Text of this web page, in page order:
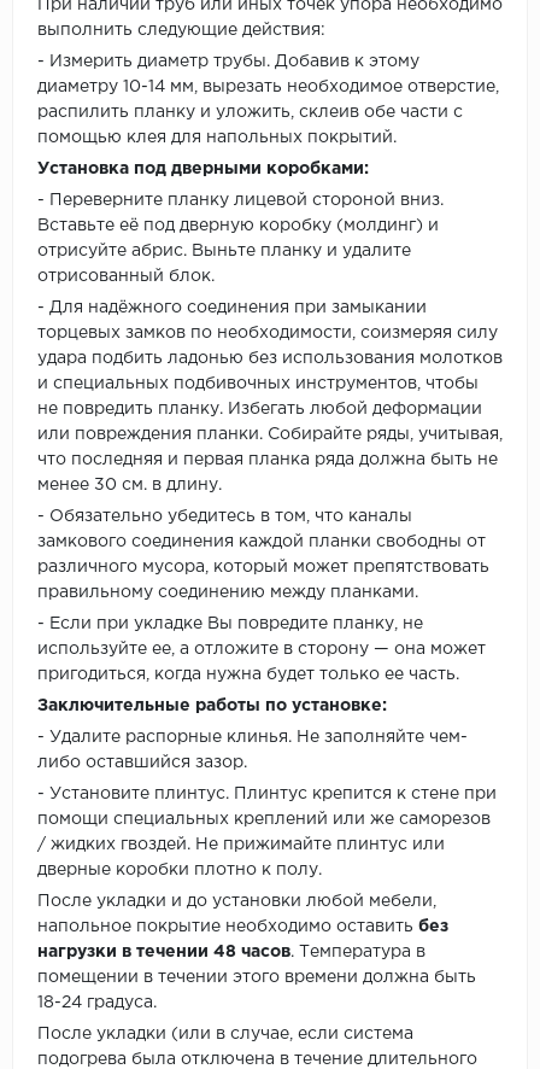
При наличии труб или иных точек упора необходимо
выполнить следующие действия:
- Измерить диаметр трубы. Добавив к этому
диаметру 10-14 мм, вырезать необходимое отверстие,
распилить планку и уложить, склеив обе части с
помощью клея для напольных покрытий.
Установка под дверными коробками:
- Переверните планку лицевой стороной вниз.
Вставьте её под дверную коробку (молдинг) и
отрисуйте абрис. Выньте планку и удалите
отрисованный блок.
- Для надёжного соединения при замыкании
торцевых замков по необходимости, соизмеряя силу
удара подбить ладонью без использования молотков
и специальных подбивочных инструментов, чтобы
не повредить планку. Избегать любой деформации
или повреждения планки. Собирайте ряды, учитывая,
что последняя и первая планка ряда должна быть не
менее 30 см. в длину.
- Обязательно убедитесь в том, что каналы
замкового соединения каждой планки свободны от
различного мусора, который может препятствовать
правильному соединению между планками.
- Если при укладке Вы повредите планку, не
используйте ее, а отложите в сторону — она может
пригодиться, когда нужна будет только ее часть.
Заключительные работы по установке:
- Удалите распорные клинья. Не заполняйте чем-
либо оставшийся зазор.
- Установите плинтус. Плинтус крепится к стене при
помощи специальных креплений или же саморезов
/ жидких гвоздей. Не прижимайте плинтус или
дверные коробки плотно к полу.
После укладки и до установки любой мебели,
напольное покрытие необходимо оставить без
нагрузки в течении 48 часов. Температура в
помещении в течении этого времени должна быть
18-24 градуса.
После укладки (или в случае, если система
подогрева была отключена в течение длительного